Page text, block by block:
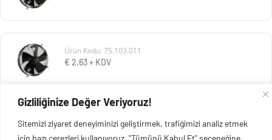
Gizliliğinize Değer Veriyoruz!
Sitemizi ziyaret deneyiminizi geliştirmek, trafiğimizi analiz etmek
için bazı çerezleri kullanıyoruz. "Tümünü Kabul Et" seçeneğine
Ürün Kodu: 75.103.011
€ 2,63+ KDV
Ürün Kodu: 116.103.026
€32,17+ KDV